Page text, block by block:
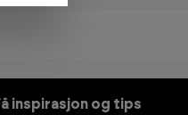
inspirasjon og tips